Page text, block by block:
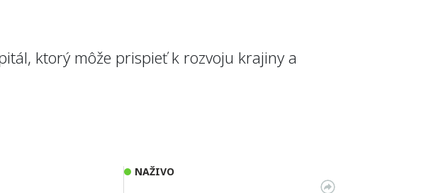
ktorý môže prispieť k rozvoju krajiny a
NAŽIVO